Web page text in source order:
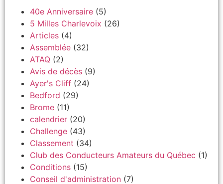
40e Anniversaire (5)
5 Milles Charlevoix (26)
Articles (4)
Assemblée (32)
ATAQ (2)
Avis de décès (9)
Ayer's Cliff (24)
Bedford (29)
Brome (11)
calendrier (20)
Challenge (43)
Classement (34)
Club des Conducteurs Amateurs du Québec (1)
Conditions (15)
Conseil d'administration (7)